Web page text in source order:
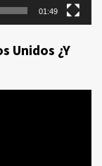
01:49
Unidos ¿Y